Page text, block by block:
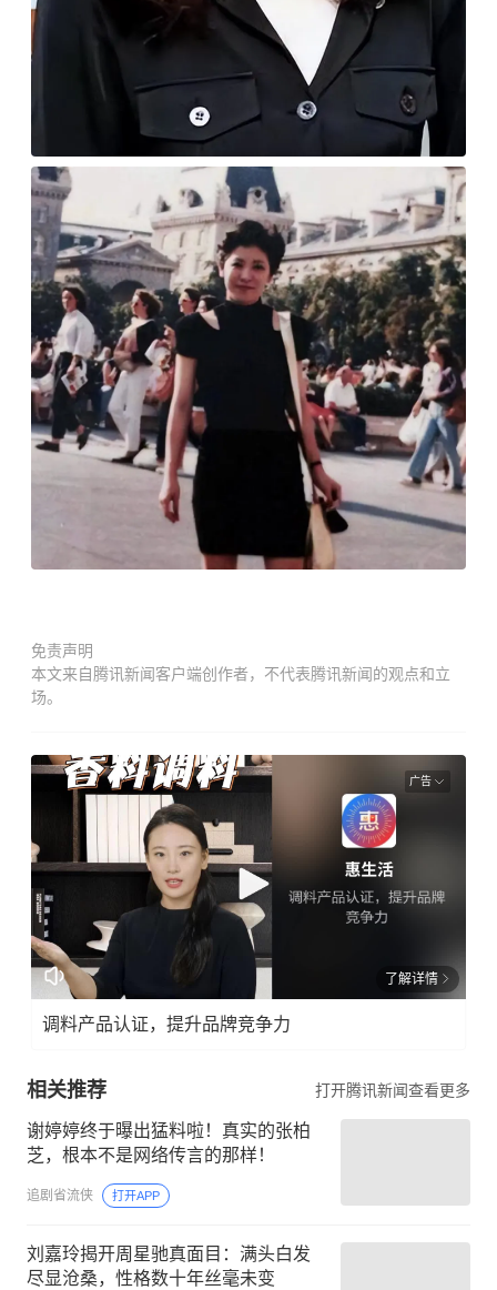
免责声明
本文来自腾讯新闻客户端创作者，不代表腾讯新闻的观点和立
场。
广告
了解详情
调料产品认证，提升品牌竞争力
相关推荐 打开腾讯新闻查看更多
谢婷婷终于曝出猛料啦！真实的张柏
芝，根本不是网络传言的那样！
追剧省流侠 打开APP
刘嘉玲揭开周星驰真面目：满头白发
尽显沧桑，性格数十年丝毫未变